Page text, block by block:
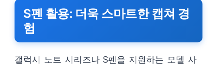
S펜 활용: 더욱 스마트한 캡쳐 경
험
갤럭시 노트 시리즈나 S펜을 지원하는 모델 사